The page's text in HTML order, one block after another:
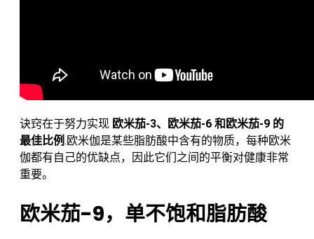
诀窍在于努力实现 欧米茄-3、欧米茄-6 和欧米茄-9 的
最佳比例 .欧米伽是某些脂肪酸中含有的物质，每种欧米
伽都有自己的优缺点，因此它们之间的平衡对健康非常
重要。
欧米茄-9，单不饱和脂肪酸